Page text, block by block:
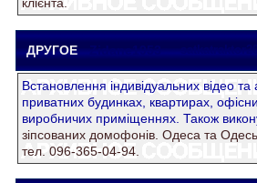
ДРУГОЕ Zidane1953
Встановлення iндивiдуальних вiдео
приватних будинках, квартирах,
виробничих примiщеннях. Також
зiпсованих домофонiв. Одеса та
тел. 096-365-04-94.